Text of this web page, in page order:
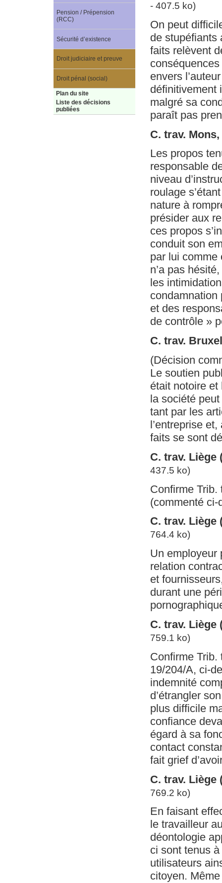
- 407.5 ko)
On peut
de stupéfiants
faits relèvent
envers
définitivement
malgré sa
paraît pas
C. trav.
Les propos
responsable
niveau
roulage
nature à
présider aux
ces propos
conduit son
par lui comme
n’a pas
les
condamnation
et des
de contrôle »
C. trav.
(Décision
Le soutien
était notoire
la société
tant par les
l’entreprise
faits se sont
C. trav. Liège
437.5 ko)
Confirme Trib.
(commenté
C. trav. Liège
764.4 ko)
Un employeur
relation
et
durant une
C. trav. Liège
759.1 ko)
Confirme Trib.
19/204/A, ci-
indemnité
d’étrangler
plus difficile
confiance
égard à sa
contact
fait grief
C. trav. Liège
769.2 ko)
En faisant
le travailleur
déontologie
ci sont tenus
utilisateurs
citoyen.
Pension / Prépension
(RCC)
Sécurité d’existence
Droit judiciaire et preuve
Droit pénal (social)
Plan du site
Liste des décisions
publiées